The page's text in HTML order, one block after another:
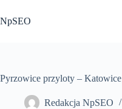
do
treści
NpSEO
Pyrzowice przyloty – Katowice
Redakcja NpSEO